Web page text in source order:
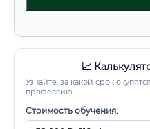
📈
Узнайте, за какой срок
профессию
Стоимость обучения: